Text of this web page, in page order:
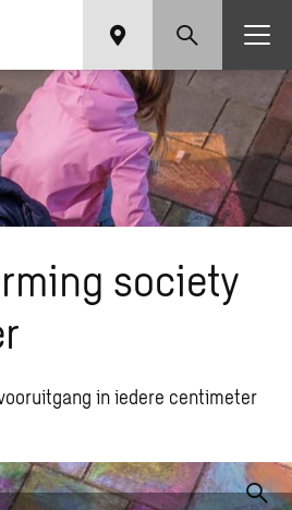
society
in iedere centimeter